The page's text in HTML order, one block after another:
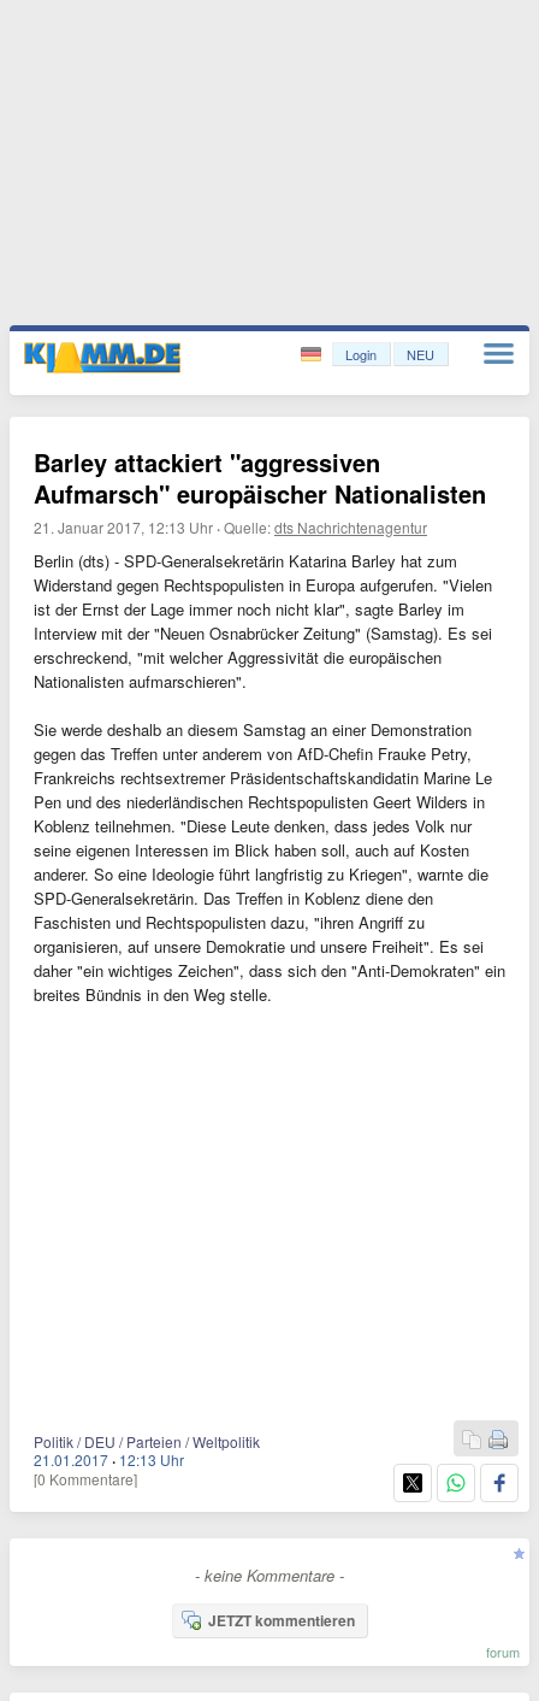
Login NEU
Barley attackiert "aggressiven
Aufmarsch" europäischer Nationalisten
21. Januar 2017, 12:13 Uhr ·Quelle:dts Nachrichtenagentur
Berlin (dts) - SPD-Generalsekretärin Katarina Barley hat zum
Widerstand gegen Rechtspopulisten in Europa aufgerufen. "Vielen
ist der Ernst der Lage immer noch nicht klar", sagte Barley im
Interview mit der "Neuen Osnabrücker Zeitung" (Samstag). Es sei
erschreckend, "mit welcher Aggressivität die europäischen
Nationalisten aufmarschieren".
Sie werde deshalb an diesem Samstag an einer Demonstration
gegen das Treffen unter anderem von AfD-Chefin Frauke Petry,
Frankreichs rechtsextremer Präsidentschaftskandidatin Marine Le
Pen und des niederländischen Rechtspopulisten Geert Wilders in
Koblenz teilnehmen. "Diese Leute denken, dass jedes Volk nur
seine eigenen Interessen im Blick haben soll, auch auf Kosten
anderer. So eine Ideologie führt langfristig zu Kriegen", warnte die
SPD-Generalsekretärin. Das Treffen in Koblenz diene den
Faschisten und Rechtspopulisten dazu, "ihren Angriff zu
organisieren, auf unsere Demokratie und unsere Freiheit". Es sei
daher "ein wichtiges Zeichen", dass sich den "Anti-Demokraten" ein
breites Bündnis in den Weg stelle.
Politik / DEU / Parteien / Weltpolitik
21.01.2017 · 12:13 Uhr
[0 Kommentare]
- keine Kommentare -
JETZT kommentieren
forum